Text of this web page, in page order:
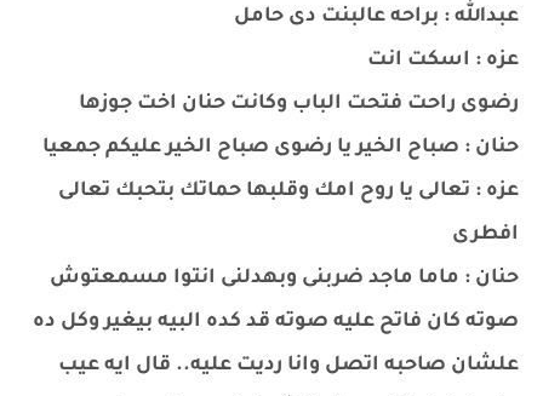
عبدالله : براحه عالبنت دى حامل
عزه : اسكت انت
رضوى راحت فتحت الباب وكانت حنان اخت جوزها
حنان : صباح الخير يا رضوى صباح الخير عليكم جمعيا
عزه : تعالى يا روح امك وقلبها حماتك بتحبك تعالى
افطرى
حنان : ماما ماجد ضربنى وبهدلنى انتوا مسمعتوش
صوته كان فاتح عليه صوته قد كده البيه بيغير وكل ده
علشان صاحبه اتصل وانا رديت عليه.. قال ايه عيب